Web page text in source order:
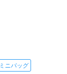
ミニバッグ